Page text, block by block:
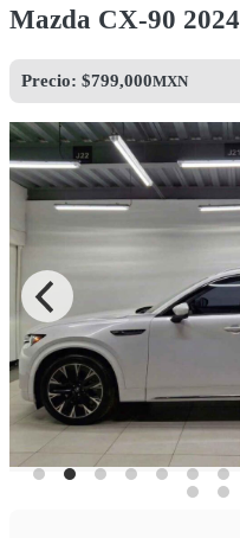
Mazda CX-90 2024
Precio: $799,000MXN